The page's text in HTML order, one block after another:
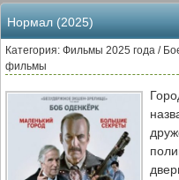
—
и
Нормал (2025)
Категория: Фильмы 2025 года /
фильмы